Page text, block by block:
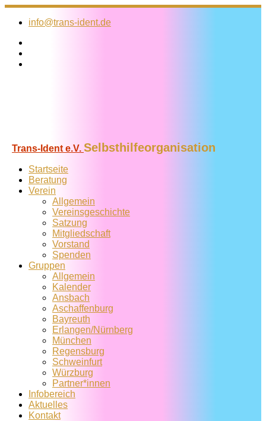
Zum
Inhalt
info@trans-ident.de
Trans-Ident e.V. Selbsthilfeorganisation
Startseite
Beratung
Verein
Allgemein
Vereins­geschichte
Satzung
Mitglied­schaft
Vorstand
Spenden
Gruppen
Allgemein
Kalender
Ansbach
Aschaffenburg
Bayreuth
Erlangen/Nürnberg
München
Regensburg
Schweinfurt
Würzburg
Partner*innen
Infobereich
Aktuelles
Kontakt